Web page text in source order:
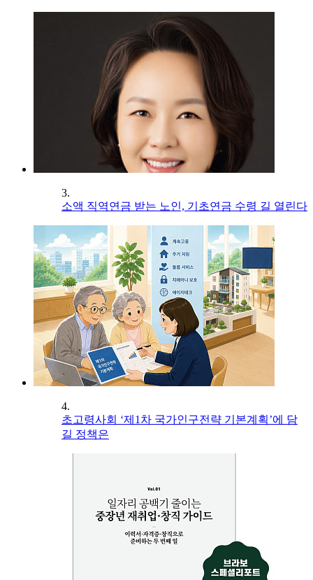
3.
소액 직역연금 받는 노인, 기초연금 수령 길 열린다
4.
초고령사회 ‘제1차 국가인구전략 기본계획’에 담
길 정책은